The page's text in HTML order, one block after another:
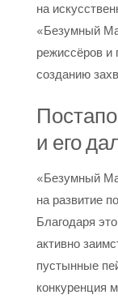
на
«Безумный
режиссёров и
созданию
и его
«Безумный
на развитие
Благодаря
активно
пустынные
конкуренция